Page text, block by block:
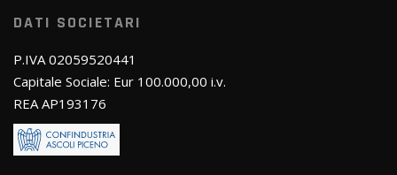
DATI SOCIETARI
P.IVA 02059520441
Capitale Sociale: Eur 100.000,00 i.v.
REA AP193176